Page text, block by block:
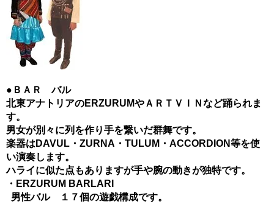
●ＢＡＲ バル
北東アナトリアのERZURUMやＡＲＴＶＩＮなど踊られま
す。
男女が別々に列を作り手を繋いだ群舞です。
楽器はDAVUL・ZURNA・TULUM・ACCORDION等を使
い演奏します。
ハライに似た点もありますが手や腕の動きが独特です。
・ERZURUM BARLARI
男性バル １７個の遊戯構成です。